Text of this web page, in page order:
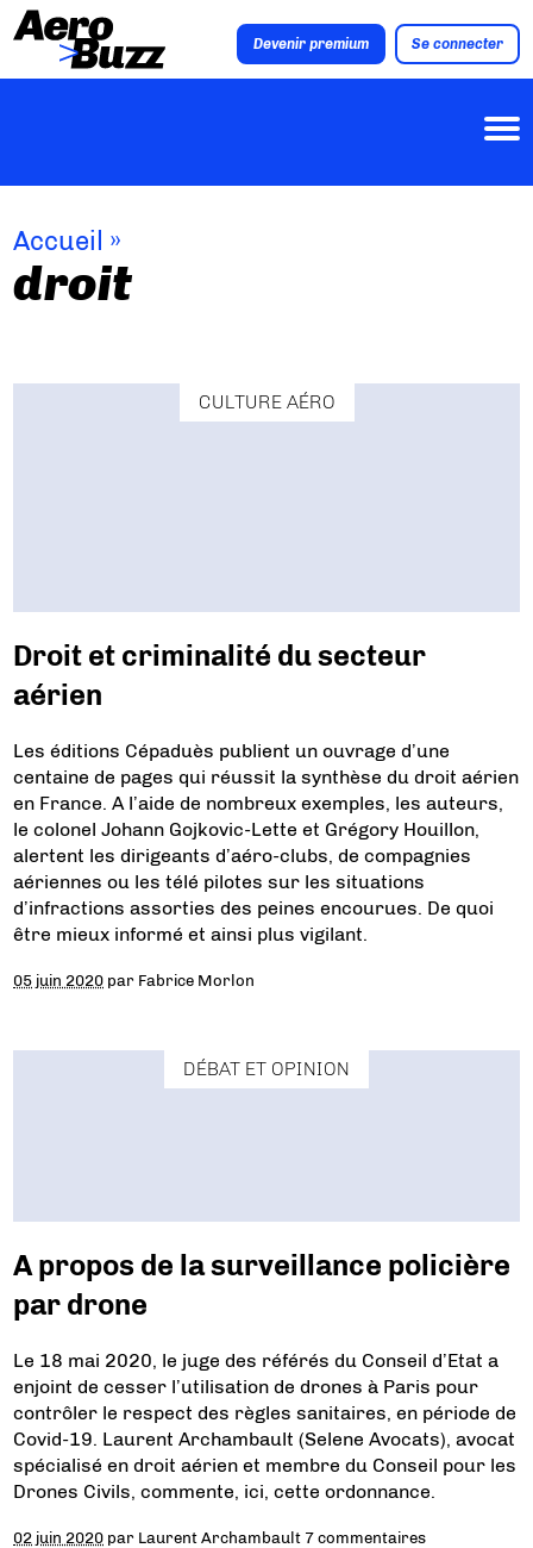
Devenir premium Se connecter
Accueil »
droit
CULTURE AÉRO
Droit et criminalité du secteur
aérien
Les éditions Cépaduès publient un ouvrage d’une
centaine de pages qui réussit la synthèse du droit aérien
en France. A l’aide de nombreux exemples, les auteurs,
le colonel Johann Gojkovic-Lette et Grégory Houillon,
alertent les dirigeants d’aéro-clubs, de compagnies
aériennes ou les télé pilotes sur les situations
d’infractions assorties des peines encourues. De quoi
être mieux informé et ainsi plus vigilant.
05 juin 2020 par Fabrice Morlon
DÉBAT ET OPINION
A propos de la surveillance policière
par drone
Le 18 mai 2020, le juge des référés du Conseil d’Etat a
enjoint de cesser l’utilisation de drones à Paris pour
contrôler le respect des règles sanitaires, en période de
Covid-19. Laurent Archambault (Selene Avocats), avocat
spécialisé en droit aérien et membre du Conseil pour les
Drones Civils, commente, ici, cette ordonnance.
02 juin 2020 par Laurent Archambault 7 commentaires